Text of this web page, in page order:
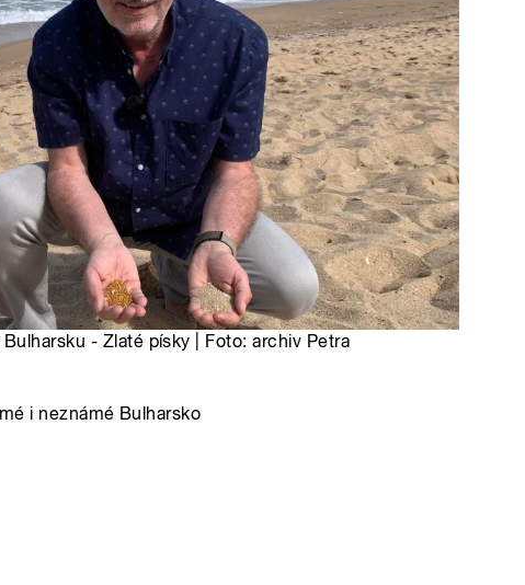
- Zlaté písky | Foto: archiv Petra
i neznámé Bulharsko